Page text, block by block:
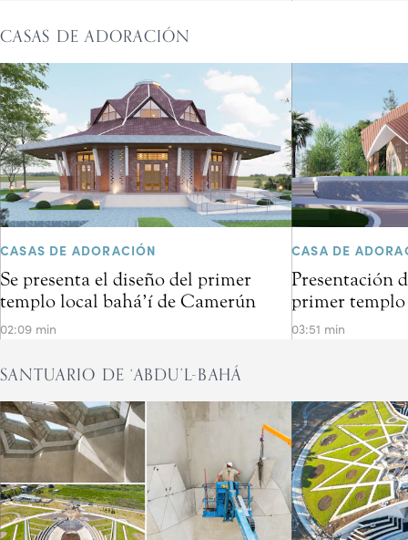
CASAS DE ADORACIÓN
CASAS DE ADORACIÓN
Se presenta el diseño del primer
templo local bahá’í de Camerún
02:09 min
CASA DE
Presentación
primer templo
03:51 min
SANTUARIO DE ‘ABDU’L-BAHÁ